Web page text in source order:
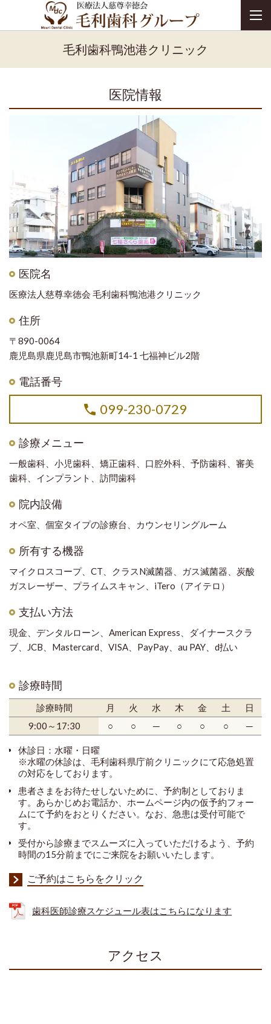
毛利歯科鴨池港クリニック
医院情報
医院名
医療法人慈尊幸徳会 毛利歯科鴨池港クリニック
住所
〒890-0064
鹿児島県鹿児島市鴨池新町14-1 七福神ビル2階
電話番号
099-230-0729
診療メニュー
一般歯科、小児歯科、矯正歯科、口腔外科、予防歯科、審美
歯科、インプラント、訪問歯科
院内設備
オペ室、個室タイプの診療台、カウンセリングルーム
所有する機器
マイクロスコープ、CT、クラスN滅菌器、ガス滅菌器、炭酸
ガスレーザー、プライムスキャン、iTero（アイテロ）
支払い方法
現金、デンタルローン、American Express、ダイナースクラ
ブ、JCB、Mastercard、VISA、PayPay、au PAY、d払い
診療時間
診療時間 月 火 水 木 金 土
日
9:00～17:30
○ ○ ─ ○ ○ ○ ─
休診日：水曜・日曜
※水曜の休診は、毛利歯科県庁前クリニックにて応急処置
の対応をしております。
患者さまをお待たせしないために、予約制としておりま
す。あらかじめお電話か、ホームページ内の仮予約フォー
ムにて予約をおとりください。なお、急患は受付可能で
す。
受付から診療までスムーズに入っていただけるよう、予約
時間の15分前までにご来院をお願いいたします。
ご予約はこちらをクリック
歯科医師診療スケジュール表はこちらになります
アクセス